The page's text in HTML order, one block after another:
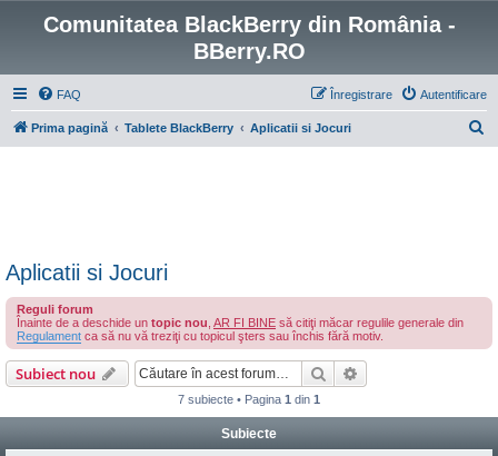
Comunitatea BlackBerry din România -
BBerry.RO
FAQ Autentificare
Înregistrare
Prima pagină Tablete BlackBerry Aplicatii si Jocuri
Aplicatii si Jocuri
Reguli forum
Înainte de a deschide un topic nou AR FI BINE să citiţi măcar regulile generale din
Regulament ca să nu vă treziţi cu topicul şters sau închis fără motiv.
Subiect nou Căutare
7 subiecte • Pagina 1 din 1
Subiecte